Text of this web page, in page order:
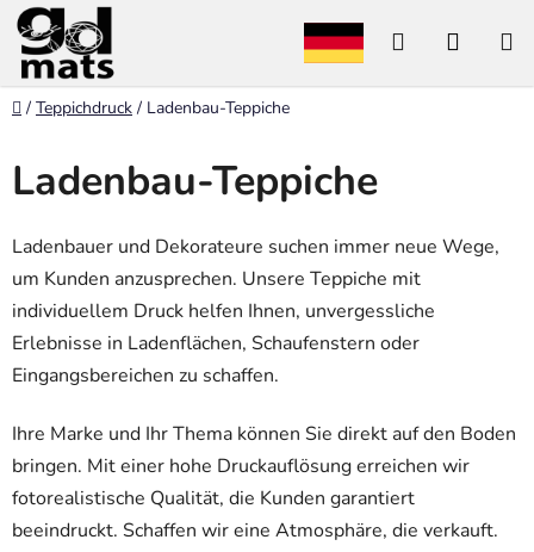
Zum
Inhalt
springen
Suchen
Startseite
/ Teppichdruck / Ladenbau-Teppiche
Ladenbau-Teppiche
Ladenbauer und Dekorateure suchen immer neue Wege,
um Kunden anzusprechen. Unsere Teppiche mit
individuellem Druck helfen Ihnen, unvergessliche
Erlebnisse in Ladenflächen, Schaufenstern oder
Eingangsbereichen zu schaffen.
Ihre Marke und Ihr Thema können Sie direkt auf den Boden
bringen. Mit einer hohe Druckauflösung erreichen wir
fotorealistische Qualität, die Kunden garantiert
beeindruckt. Schaffen wir eine Atmosphäre, die verkauft.